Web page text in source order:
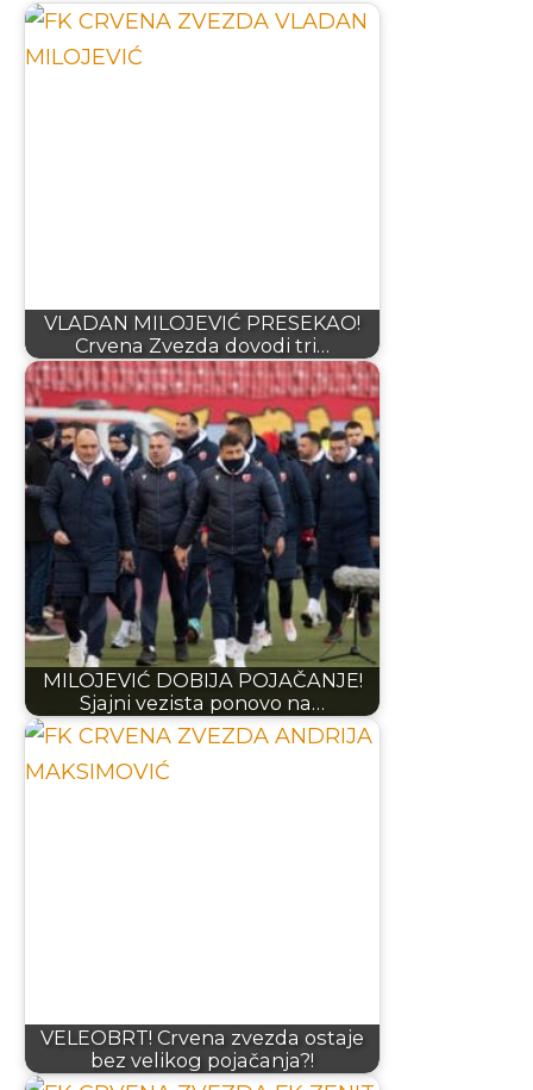
VLADAN MILOJEVIĆ PRESEKAO!
Crvena Zvezda dovodi tri…
MILOJEVIĆ DOBIJA POJAČANJE!
Sjajni vezista ponovo na…
VELEOBRT! Crvena zvezda ostaje
bez velikog pojačanja?!